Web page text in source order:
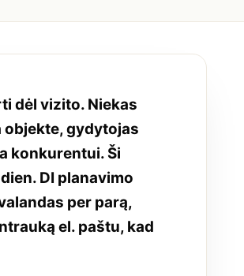
dėl vizito. Niekas
gydytojas
konkurentui. Ši
DI planavimo
per parą,
el. paštu, kad